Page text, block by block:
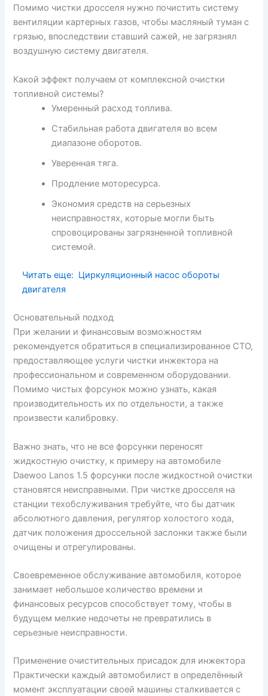
Помимо чистки дросселя нужно почистить систему
вентиляции картерных газов, чтобы масляный туман с
грязью, впоследствии ставший сажей, не загрязнял
воздушную систему двигателя.
Какой эффект получаем от комплексной очистки
топливной системы?
Умеренный расход топлива.
Стабильная работа двигателя во всем
диапазоне оборотов.
Уверенная тяга.
Продление моторесурса.
Экономия средств на серьезных
неисправностях, которые могли быть
спровоцированы загрязненной топливной
системой.
Читать еще: Циркуляционный насос обороты
двигателя
Основательный подход
При желании и финансовым возможностям
рекомендуется обратиться в специализированное СТО,
предоставляющее услуги чистки инжектора на
профессиональном и современном оборудовании.
Помимо чистых форсунок можно узнать, какая
производительность их по отдельности, а также
произвести калибровку.
Важно знать, что не все форсунки переносят
жидкостную очистку, к примеру на автомобиле
Daewoo Lanos 1.5 форсунки после жидкостной очистки
становятся неисправными. При чистке дросселя на
станции техобслуживания требуйте, что бы датчик
абсолютного давления, регулятор холостого хода,
датчик положения дроссельной заслонки также были
очищены и отрегулированы.
Своевременное обслуживание автомобиля, которое
занимает небольшое количество времени и
финансовых ресурсов способствует тому, чтобы в
будущем мелкие недочеты не превратились в
серьезные неисправности.
Применение очистительных присадок для инжектора
Практически каждый автомобилист в определённый
момент эксплуатации своей машины сталкивается с